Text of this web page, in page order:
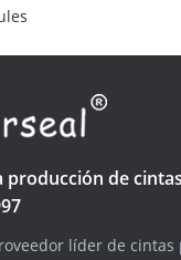
producción de
líder de cintas